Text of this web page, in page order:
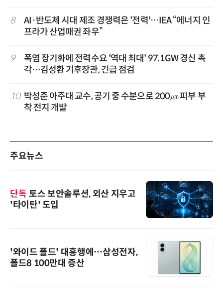
8
AI·반도체 시대 제조 경쟁력은 '전력'…IEA “에너지 인
프라가 산업패권 좌우”
9
폭염 장기화에 전력수요 '역대 최대' 97.1GW 경신 촉
각…김성환 기후장관, 긴급 점검
10 박성준 아주대 교수, 공기 중 수분으로 200㎛ 피부 부
착 전지 개발
주요뉴스
단독 토스 보안솔루션, 외산 지우고
'타이탄' 도입
'와이드 폴드' 대흥행에…삼성전자,
폴드8 100만대 증산